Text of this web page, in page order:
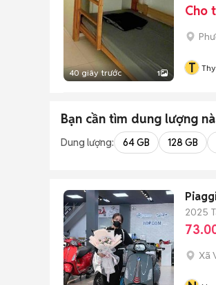
40 giây trước 1
Cho
T Thy
Bạn cần tìm dung lượng
Dung lượng: 64 GB 128 GB
2025
Xã